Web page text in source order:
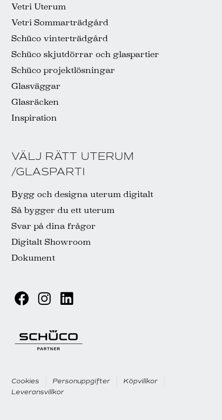
Vetri Uterum
Vetri Sommarträdgård
Schüco vinterträdgård
Schüco skjutdörrar och glaspartier
Schüco projektlösningar
Glasväggar
Glasräcken
Inspiration
VÄLJ RÄTT UTERUM
/GLASPARTI
Bygg och designa uterum digitalt
Så bygger du ett uterum
Svar på dina frågor
Digitalt Showroom
Dokument
Cookies Personuppgifter
Köpvillkor
Leveransvillkor